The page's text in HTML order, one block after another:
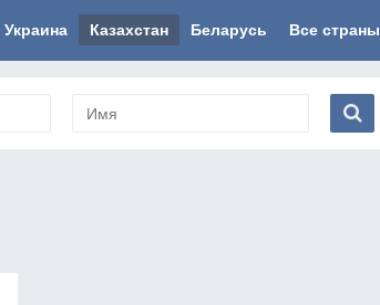
Украина Казахстан Беларусь Все страны